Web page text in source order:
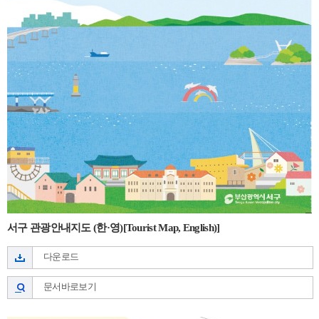
서구 관광안내지도 (한·영)[Tourist Map, English)]
다운로드
문서바로보기